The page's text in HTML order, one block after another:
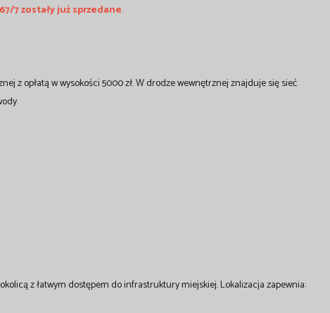
7 zostały już sprzedane.
z opłatą w wysokości 5000 zł. W drodze wewnętrznej znajduje się sieć
z łatwym dostępem do infrastruktury miejskiej. Lokalizacja zapewnia: